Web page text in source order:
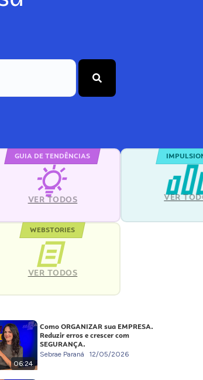
GUIA DE TENDÊNCIAS
VER TODOS VER
WEBSTORIES
VER TODOS
06:24
Como ORGANIZAR sua EMPRESA.
Reduzir erros e crescer com
SEGURANÇA.
Sebrae Paraná 12/05/2026